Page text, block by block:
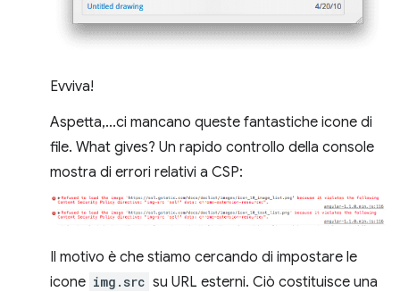
Evviva!
Aspetta,...ci mancano queste fantastiche icone di
file. What gives? Un rapido controllo della console
mostra di errori relativi a CSP:
Il motivo è che stiamo cercando di impostare le
icone img.src su URL esterni. Ciò costituisce una